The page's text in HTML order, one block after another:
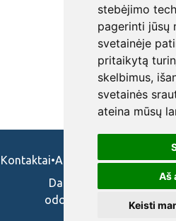
stebėjimo
pagerinti jūsų
svetainėje
pritaikytą
skelbimus,
svetainės
ateina mūsų
Aš
Keisti
Kontaktai•Apie mus•Naudojimosi
Darbo skelbimai ir
odontologams,